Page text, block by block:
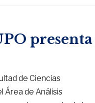
presenta
de Ciencias
Área de Análisis